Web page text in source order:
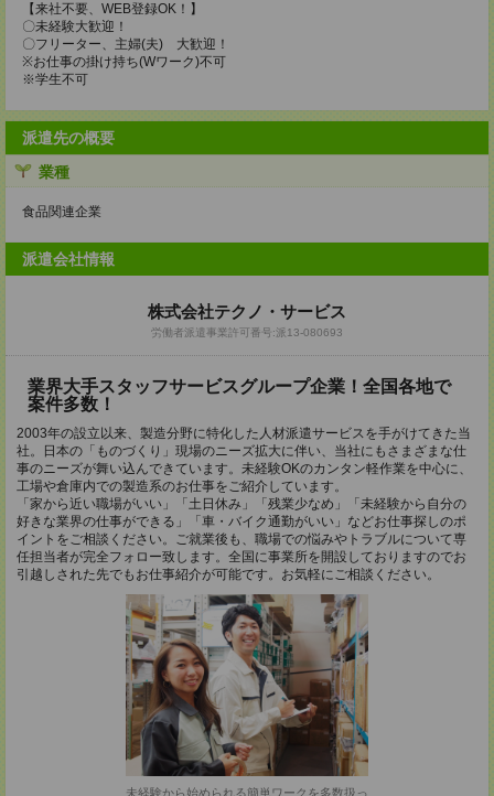
【来社不要、WEB登録OK！】
〇未経験大歓迎！
〇フリーター、主婦(夫) 大歓迎！
※お仕事の掛け持ち(Wワーク)不可
※学生不可
派遣先の概要
業種
食品関連企業
派遣会社情報
株式会社テクノ・サービス
労働者派遣事業許可番号:派13-080693
業界大手スタッフサービスグループ企業！全国各地で
案件多数！
2003年の設立以来、製造分野に特化した人材派遣サービスを手がけてきた当
社。日本の「ものづくり」現場のニーズ拡大に伴い、当社にもさまざまな仕
事のニーズが舞い込んできています。未経験OKのカンタン軽作業を中心に、
工場や倉庫内での製造系のお仕事をご紹介しています。
「家から近い職場がいい」「土日休み」「残業少なめ」「未経験から自分の
好きな業界の仕事ができる」「車・バイク通勤がいい」などお仕事探しのポ
イントをご相談ください。ご就業後も、職場での悩みやトラブルについて専
任担当者が完全フォロー致します。全国に事業所を開設しておりますのでお
引越しされた先でもお仕事紹介が可能です。お気軽にご相談ください。
未経験から始められる簡単ワークを多数扱っ